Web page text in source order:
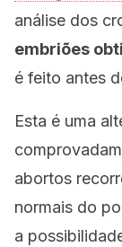
análise dos
embriões
é feito antes
Esta é uma
abortos
normais do
a